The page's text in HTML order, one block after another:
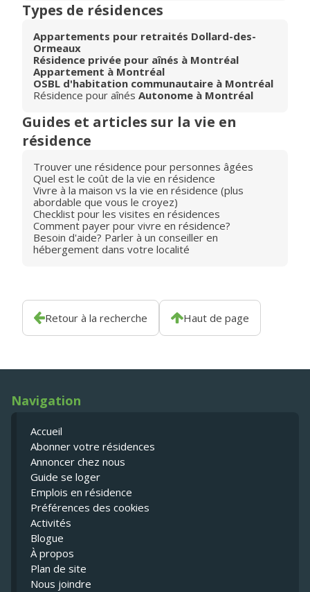
Types de résidences
Appartements pour retraités Dollard-des-
Ormeaux
Résidence privée pour aînés à Montréal
Appartement à Montréal
OSBL d'habitation communautaire à Montréal
Résidence pour aînés Autonome à Montréal
Guides et articles sur la vie en
résidence
Trouver une résidence pour personnes âgées
Quel est le coût de la vie en résidence
Vivre à la maison vs la vie en résidence (plus
abordable que vous le croyez)
Checklist pour les visites en résidences
Comment payer pour vivre en résidence?
Besoin d'aide? Parler à un conseiller en
hébergement dans votre localité
Retour à la recherche Haut de page
Navigation
Accueil
Abonner votre résidences
Annoncer chez nous
Guide se loger
Emplois en résidence
Préférences des cookies
Activités
Blogue
À propos
Plan de site
Nous joindre